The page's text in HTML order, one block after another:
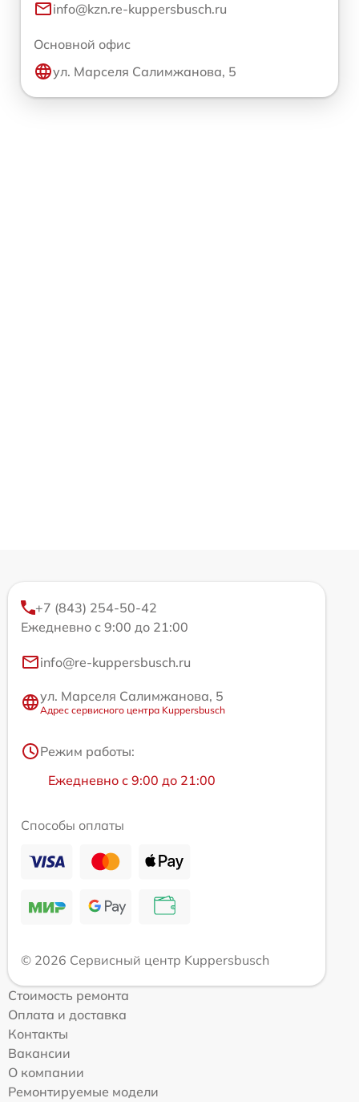
info@kzn.re-kuppersbusch.ru
Основной офис
ул. Марселя Салимжанова, 5
+7 (843) 254-50-42
Ежедневно с 9:00 до 21:00
info@re-kuppersbusch.ru
ул. Марселя Салимжанова, 5
Адрес сервисного центра Kuppersbusch
Режим работы:
Ежедневно с 9:00 до 21:00
Способы оплаты
© 2026 Сервисный центр Kuppersbusch
Стоимость ремонта
Оплата и доставка
Контакты
Вакансии
О компании
Ремонтируемые модели